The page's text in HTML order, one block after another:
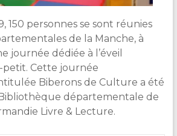
150 personnes se sont réunies
de la Manche, à
journée dédiée à l’éveil
Cette journée
Biberons de Culture a été
départementale de
Livre & Lecture.